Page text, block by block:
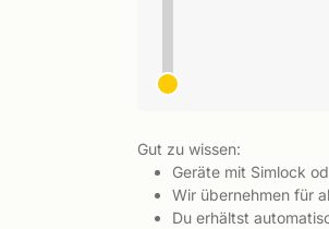
Gut zu wissen:
Geräte mit Simlock
Wir übernehmen für
Du erhältst